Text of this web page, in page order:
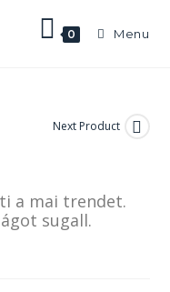
0 Menu
Next Product
a mai trendet.
sugall.